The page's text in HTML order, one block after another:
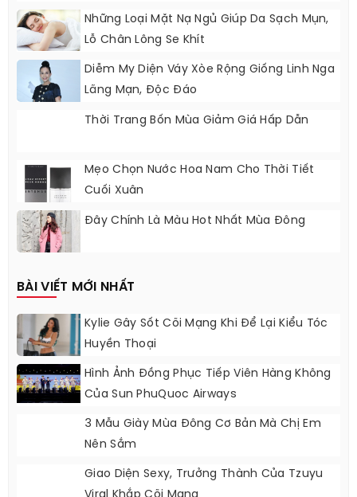
Những Bước Ngoặt Tuyệt Vời Khi Bạn Đã
Bước Sang Tuổi 20
Những Loại Mặt Nạ Ngủ Giúp Da Sạch Mụn,
Lỗ Chân Lông Se Khít
Diễm My Diện Váy Xòe Rộng Giống Linh Nga
Thời Trang Bốn Mùa Giảm Giá Hấp Dẫn
Mẹo Chọn Nước Hoa Nam Cho Thời Tiết
BÀI VIẾT MỚI NHẤT
Kylie Gây Sốt Cõi Mạng Khi Để Lại Kiểu Tóc
Huyền Thoại
Hình Ảnh Đồng Phục Tiếp Viên Hàng Không
Của Sun PhuQuoc Airways
3 Mẫu Giày Mùa Đông Cơ Bản Mà Chị Em
Nên Sắm